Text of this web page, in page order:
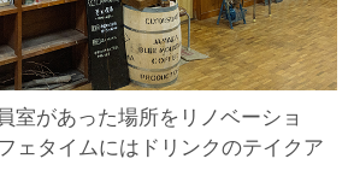
室があった場所をリノベーショ
ェタイムにはドリンクのテイクア